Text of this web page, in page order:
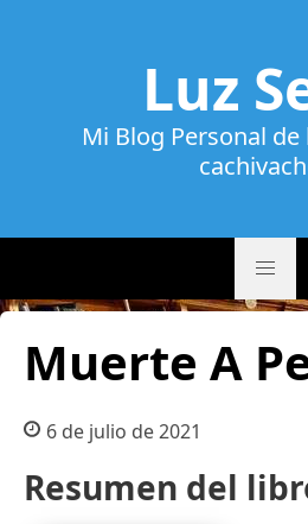
Luz
Mi Blog Personal
Muerte A
6 de julio de 2021
Resumen del